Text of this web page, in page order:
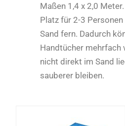
Maßen 1,4 x 2,0
Platz für 2-3
Sand fern. Dadurch
Handtücher mehrfach
nicht direkt im Sand
sauberer bleiben.